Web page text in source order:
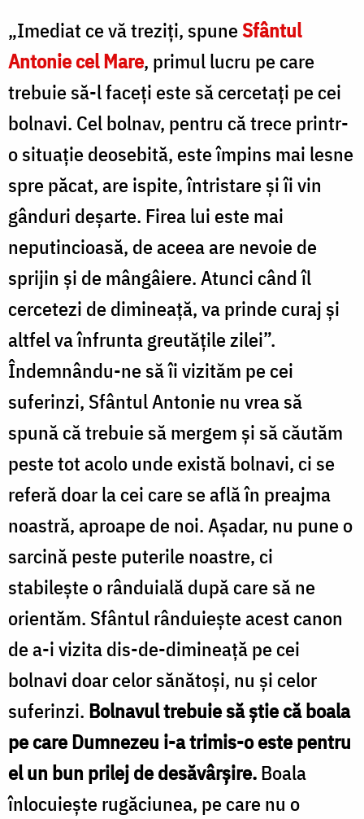
„Imediat ce vă treziți, spuneSfântul
Antonie cel Mare, primul lucru pe care
trebuie să-l faceți este să cercetați pe cei
bolnavi. Cel bolnav, pentru că trece printr-
o situație deosebită, este împins mai lesne
spre păcat, are ispite, întristare și îi vin
gânduri deșarte. Firea lui este mai
neputincioasă, de aceea are nevoie de
sprijin și de mângâiere. Atunci când îl
cercetezi de dimineață, va prinde curaj și
altfel va înfrunta greutățile zilei”.
Îndemnându-ne să îi vizităm pe cei
suferinzi, Sfântul Antonie nu vrea să
spună că trebuie să mergem și să căutăm
peste tot acolo unde există bolnavi, ci se
referă doar la cei care se află în preajma
noastră, aproape de noi. Așadar, nu pune o
sarcină peste puterile noastre, ci
stabilește o rânduială după care să ne
orientăm. Sfântul rânduiește acest canon
de a-i vizita dis-de-dimineață pe cei
bolnavi doar celor sănătoși, nu și celor
suferinzi. Bolnavul trebuie să știe că boala
pe care Dumnezeu i-a trimis-o este pentru
el un bun prilej de desăvârșire.Boala
înlocuiește rugăciunea, pe care nu o